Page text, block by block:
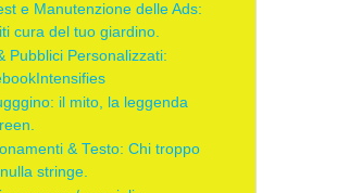
e Manutenzione delle Ads:
cura del tuo giardino.
Pubblici Personalizzati:
il mito, la leggenda
& Testo: Chi troppo
stringe.